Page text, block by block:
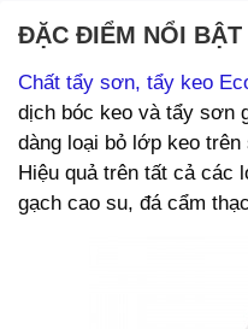
ĐẶC ĐIỂM NỔI BẬT
Chất tẩy sơn, tẩy keo
dịch bóc keo và tẩy sơn
dàng loại bỏ lớp keo
Hiệu quả trên tất cả các
gạch cao su, đá cẩm